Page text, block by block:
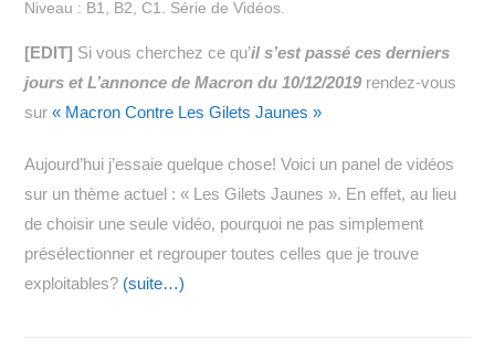
Niveau : B1, B2, C1. Série de Vidéos.
[EDIT] Si vous cherchez ce qu’il s’est passé ces derniers
jours et L’annonce de Macron du 10/12/2019rendez-vous
sur« Macron Contre Les Gilets Jaunes »
Aujourd’hui j’essaie quelque chose! Voici un panel de vidéos
sur un thème actuel : « Les Gilets Jaunes ». En effet, au lieu
de choisir une seule vidéo, pourquoi ne pas simplement
présélectionner et regrouper toutes celles que je trouve
exploitables? (suite…)